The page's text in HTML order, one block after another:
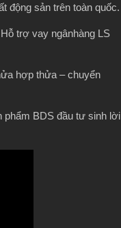
động sản trên toàn quốc.
trợ vay ngânhàng LS
hợp thửa – chuyển
phẩm BDS đầu tư sinh lời